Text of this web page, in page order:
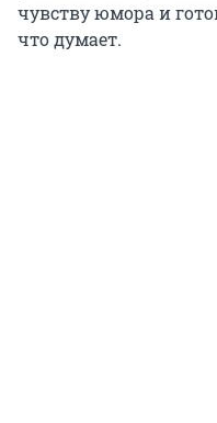
чувству юмора и
что думает.